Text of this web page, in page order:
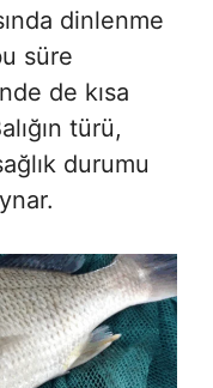
dinlenme
süre
de kısa
türü,
durumu